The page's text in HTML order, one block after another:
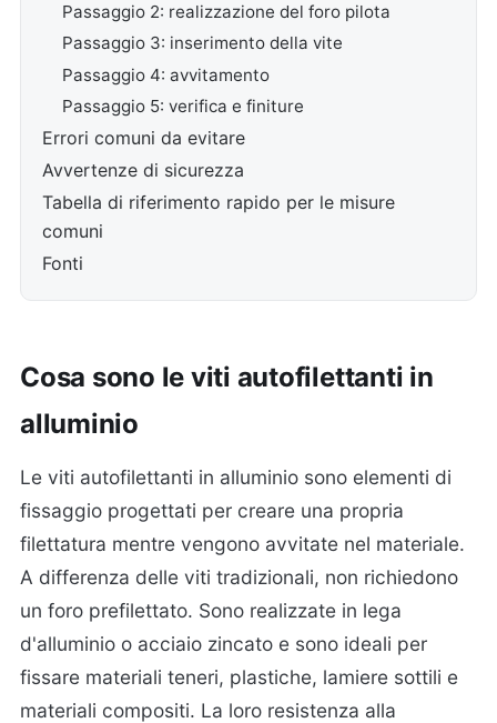
Passaggio 2: realizzazione del foro pilota
Passaggio 3: inserimento della vite
Passaggio 4: avvitamento
Passaggio 5: verifica e finiture
Errori comuni da evitare
Avvertenze di sicurezza
Tabella di riferimento rapido per le misure
comuni
Fonti
Cosa sono le viti autofilettanti in
alluminio
Le viti autofilettanti in alluminio sono elementi di
fissaggio progettati per creare una propria
filettatura mentre vengono avvitate nel materiale.
A differenza delle viti tradizionali, non richiedono
un foro prefilettato. Sono realizzate in lega
d'alluminio o acciaio zincato e sono ideali per
fissare materiali teneri, plastiche, lamiere sottili e
materiali compositi. La loro resistenza alla